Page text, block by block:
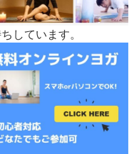
しています。